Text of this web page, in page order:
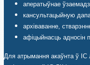
аператыўнае
кансультацыйную
архіваванне,
афіцыйнасць адносін
Для атрымання акаўнта ў ІС